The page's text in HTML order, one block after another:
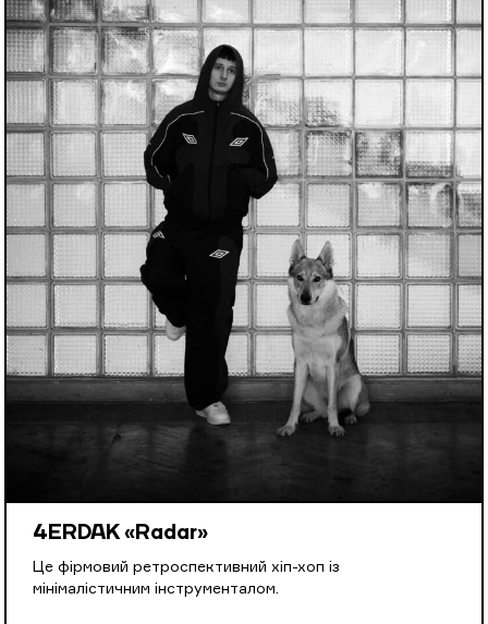
4ERDAK «Radar»
Це фірмовий ретроспективний хіп-хоп із
мінімалістичним інструменталом.